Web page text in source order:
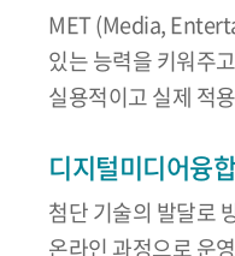
MET (Media,
있는 능력을 키워주
실용적이고 실제 적
디지털미디어
첨단 기술의 발달로
온라인 과정으로 운